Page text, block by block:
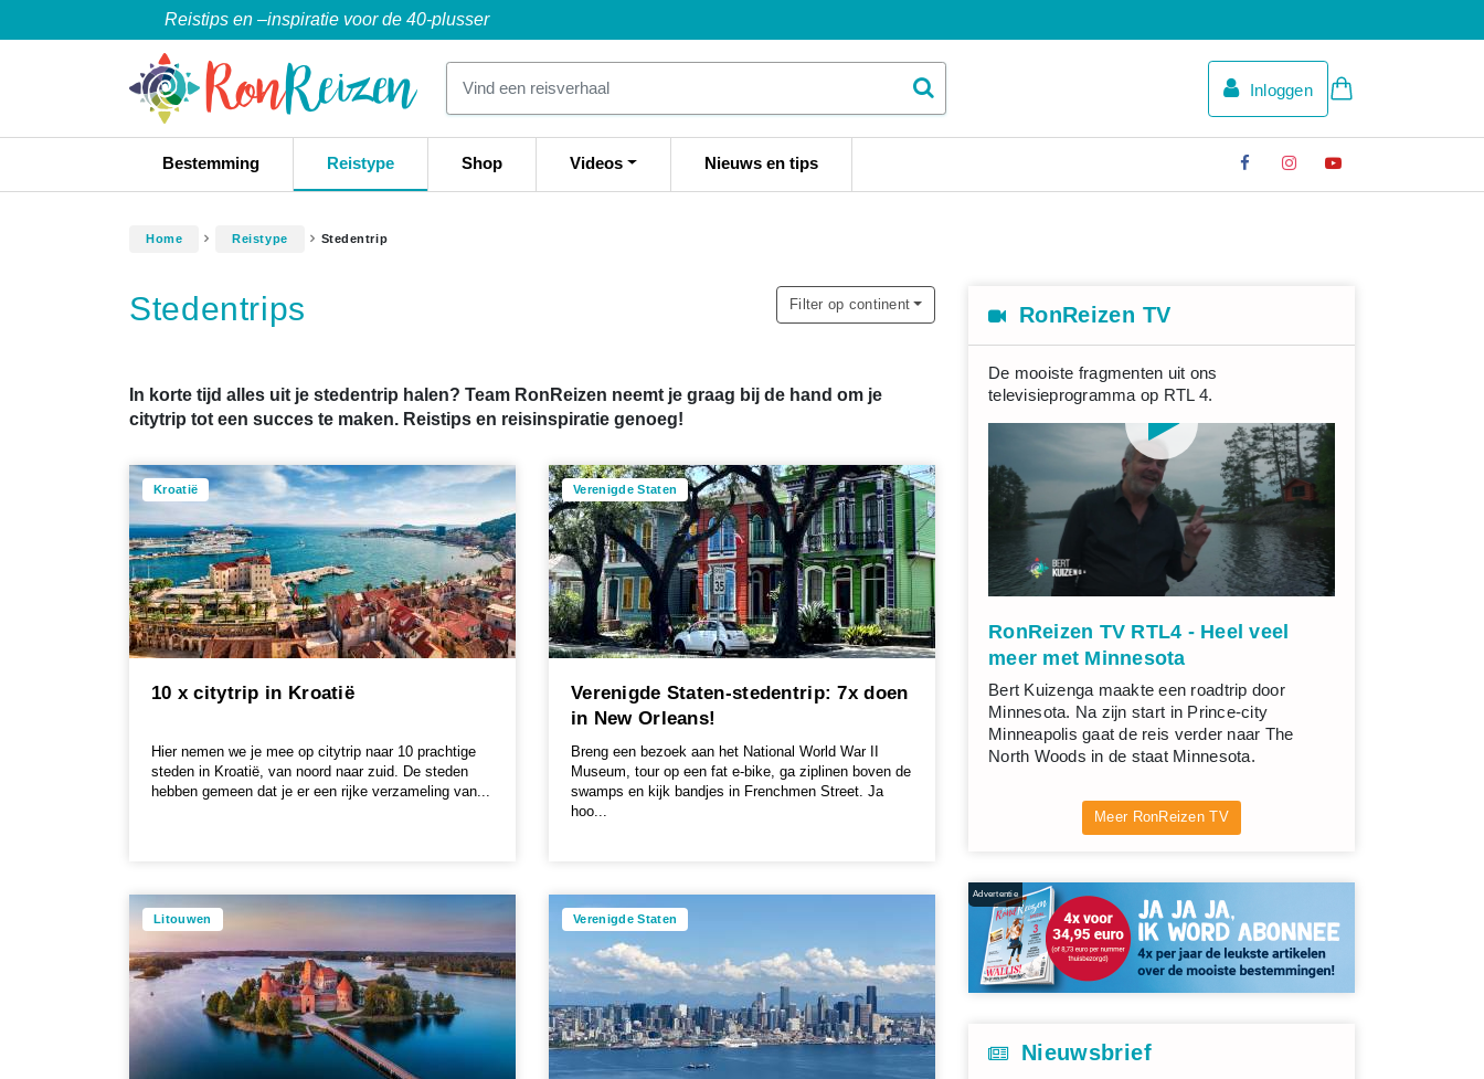
Reistips en –inspiratie voor de 40-plusser
Inloggen
Bestemming Reistype Shop Videos Nieuws en tips
Home Reistype Stedentrip
Stedentrips Filter op continent
In korte tijd alles uit je stedentrip halen? Team RonReizen neemt je graag bij de hand om je
citytrip tot een succes te maken. Reistips en reisinspiratie genoeg!
Kroatië
10 x citytrip in Kroatië
Hier nemen we je mee op citytrip naar 10 prachtige
steden in Kroatië, van noord naar zuid. De steden
hebben gemeen dat je er een rijke verzameling van...
Verenigde Staten
Verenigde Staten-stedentrip: 7x doen
in New Orleans!
Breng een bezoek aan het National World War II
Museum, tour op een fat e-bike, ga ziplinen boven de
swamps en kijk bandjes in Frenchmen Street. Ja
hoo...
Litouwen Verenigde Staten
RonReizen TV
De mooiste fragmenten uit ons
televisieprogramma op RTL 4.
RonReizen TV RTL4 - Heel veel
meer met Minnesota
Bert Kuizenga maakte een roadtrip door
Minnesota. Na zijn start in Prince-city
Minneapolis gaat de reis verder naar The
North Woods in de staat Minnesota.
Meer RonReizen TV
Advertentie
Nieuwsbrief